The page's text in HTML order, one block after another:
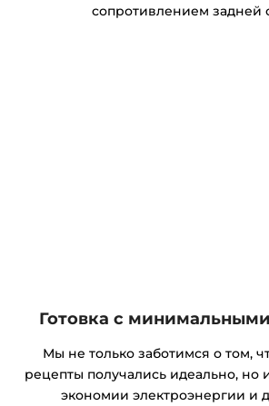
сопротивлением задней
Готовка с
Мы не только заботимся о том,
рецепты получались идеально, но
экономии электроэнергии и